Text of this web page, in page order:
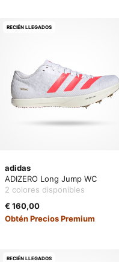
adidas
ADIZERO Long Jump WC
2 colores disponibles
€ 160,00
Obtén Precios Premium
RECIÉN LLEGADOS
RECIÉN LLEGADOS